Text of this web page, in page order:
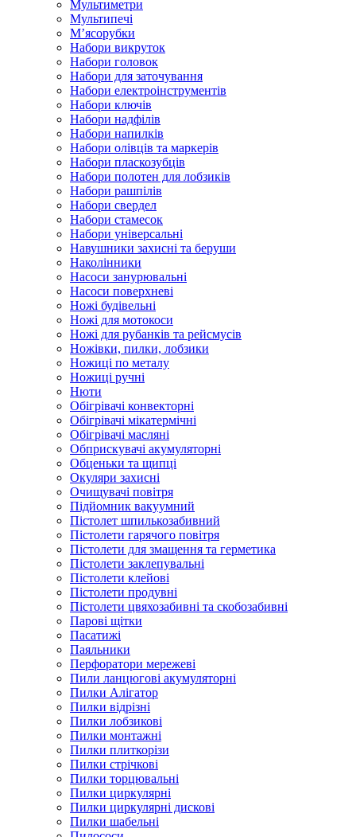
Мультиметри
Мультипечі
М’ясорубки
Набори викруток
Набори головок
Набори для заточування
Набори електроінструментів
Набори ключів
Набори надфілів
Набори напилків
Набори олівців та маркерів
Набори пласкозубців
Набори полотен для лобзиків
Набори рашпілів
Набори свердел
Набори стамесок
Набори універсальні
Навушники захисні та беруши
Наколінники
Насоси занурювальні
Насоси поверхневі
Ножі будівельні
Ножі для мотокоси
Ножі для рубанків та рейсмусів
Ножівки, пилки, лобзики
Ножиці по металу
Ножиці ручні
Нюти
Обігрівачі конвекторні
Обігрівачі мікатермічні
Обігрівачі масляні
Обприскувачі акумуляторні
Обценьки та щипці
Окуляри захисні
Очищувачі повітря
Підйомник вакуумний
Пістолет шпилькозабивний
Пістолети гарячого повітря
Пістолети для змащення та герметика
Пістолети заклепувальні
Пістолети клейові
Пістолети продувні
Пістолети цвяхозабивні та скобозабивні
Парові щітки
Пасатижі
Паяльники
Перфоратори мережеві
Пили ланцюгові акумуляторні
Пилки Алігатор
Пилки відрізні
Пилки лобзикові
Пилки монтажні
Пилки плиткорізи
Пилки стрічкові
Пилки торцювальні
Пилки циркулярні
Пилки циркулярні дискові
Пилки шабельні